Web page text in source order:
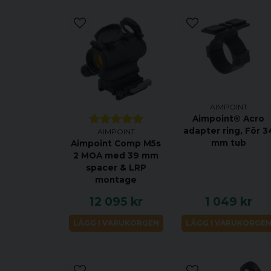
AIMPOINT
Aimpoint Comp M5s
2 MOA med 39 mm
spacer & LRP
montage
12 095 kr
LÄGG I VARUKORGEN
AIMPOINT
Aimpoint® Acro
adapter ring, För
mm tub
1 049 kr
LÄGG I VARUKORGEN